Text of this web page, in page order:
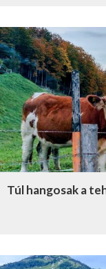
Túl hangosak a